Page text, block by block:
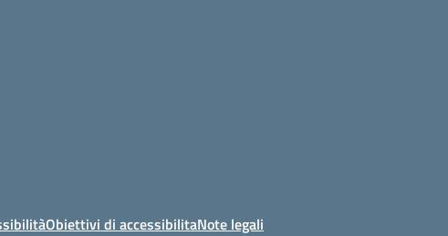
Obiettivi di accessibilitaNote legali